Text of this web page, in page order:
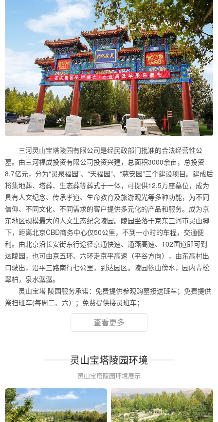
三河灵山宝塔陵园有限公司是经民政部门批准的合法经营性公
墓。由三河福成投资有限公司投资兴建，总面积3000余亩，总投资
8.7亿元，分为“灵泉福园”、“天福园”、“慈安园”三个建设项目。建成后
将集地葬、塔葬、生态葬等葬式于一体，可提供12.5万座墓位，成为
具有人文纪念、传承孝道、生命教育及旅游观光等多种功能，为不同
信仰、不同文化、不同需求的客户提供多元化的产品和服务。成为京
东地区规模最大的人文生态纪念陵园。陵园坐落于京东三河市灵山脚
下，距离北京CBD商务中心仅50公里，不到一小时的车程，交通便
利。由北京沿长安街东行途径京通快速、通燕高速、102国道即可到
达陵园，也可由京五环、六环走京平高速（平谷方向），由东高村出
口驶出，沿平三路南行七公里，到达园区。陵园依山傍水，园内青松
翠柏，泉水潺潺。
灵山宝塔 陵园服务承诺：免费提供参观购墓接送班车；免费提供
祭扫班车(每周二、六）；免费提供接灵班车；
查看更多
灵山宝塔陵园环境
灵山宝塔陵园环境展示